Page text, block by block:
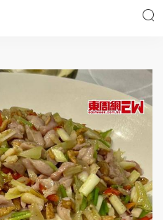
時事財經
優享生活
會員活動